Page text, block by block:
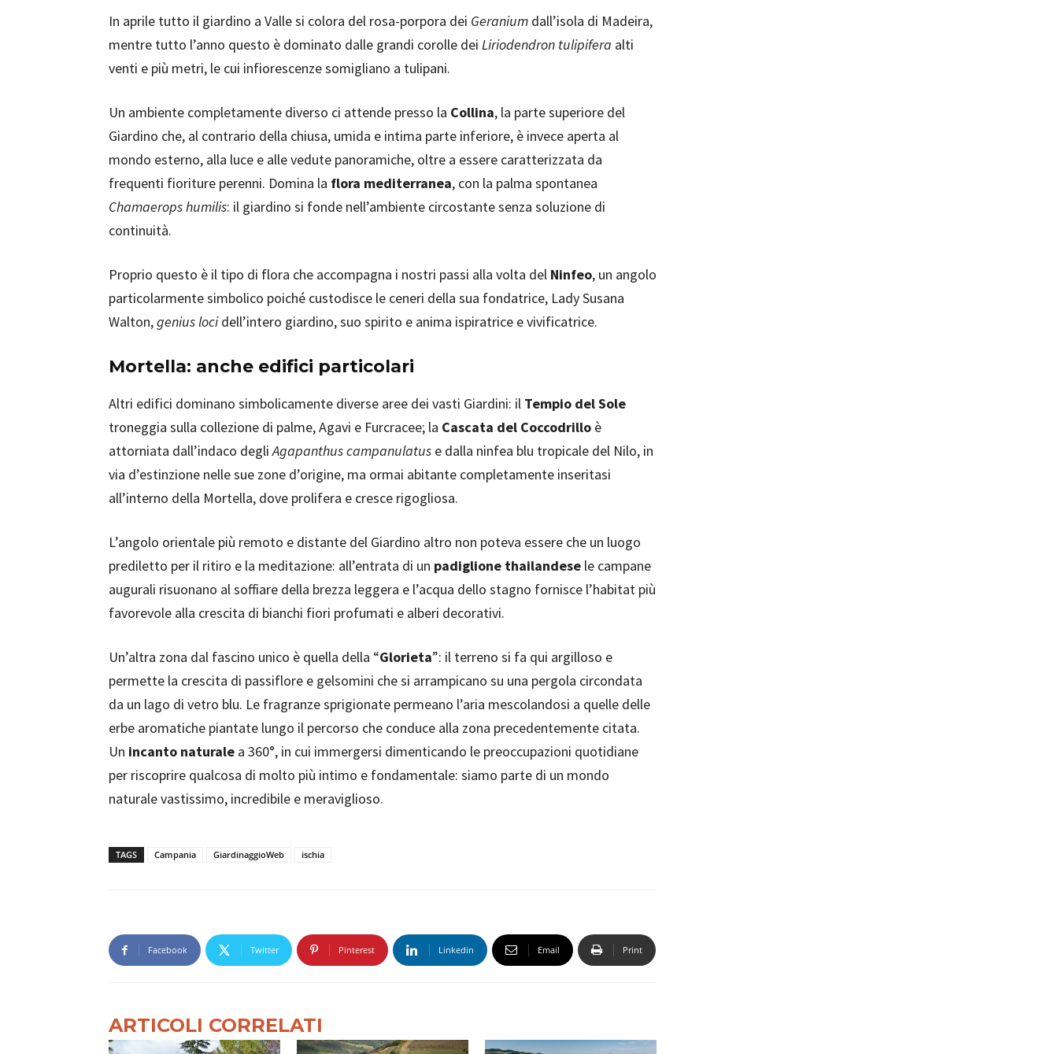
In aprile tutto il giardino a Valle si colora del rosa-porpora dei Geranium dall’isola di Madeira,
mentre tutto l’anno questo è dominato dalle grandi corolle dei Liriodendron tulipifera alti
venti e più metri, le cui infiorescenze somigliano a tulipani.
Un ambiente completamente diverso ci attende presso la Collina, la parte superiore del
Giardino che, al contrario della chiusa, umida e intima parte inferiore, è invece aperta al
mondo esterno, alla luce e alle vedute panoramiche, oltre a essere caratterizzata da
frequenti fioriture perenni. Domina la flora mediterranea, con la palma spontanea
Chamaerops humilis: il giardino si fonde nell’ambiente circostante senza soluzione di
continuità.
Proprio questo è il tipo di flora che accompagna i nostri passi alla volta del Ninfeo, un angolo
particolarmente simbolico poiché custodisce le ceneri della sua fondatrice, Lady Susana
Walton,genius locidell’intero giardino, suo spirito e anima ispiratrice e vivificatrice.
Mortella: anche edifici particolari
Altri edifici dominano simbolicamente diverse aree dei vasti Giardini: il Tempio del Sole
troneggia sulla collezione di palme, Agavi e Furcracee; la Cascata del Coccodrillo è
attorniata dall’indaco degliAgapanthus campanulatus e dalla ninfea blu tropicale del Nilo, in
via d’estinzione nelle sue zone d’origine, ma ormai abitante completamente inseritasi
all’interno della Mortella, dove prolifera e cresce rigogliosa.
L’angolo orientale più remoto e distante del Giardino altro non poteva essere che un luogo
prediletto per il ritiro e la meditazione: all’entrata di un padiglione thailandese le campane
augurali risuonano al soffiare della brezza leggera e l’acqua dello stagno fornisce l’habitat più
favorevole alla crescita di bianchi fiori profumati e alberi decorativi.
Un’altra zona dal fascino unico è quella della “Glorieta”: il terreno si fa qui argilloso e
permette la crescita di passiflore e gelsomini che si arrampicano su una pergola circondata
da un lago di vetro blu. Le fragranze sprigionate permeano l’aria mescolandosi a quelle delle
erbe aromatiche piantate lungo il percorso che conduce alla zona precedentemente citata.
Un incanto naturale a 360°, in cui immergersi dimenticando le preoccupazioni quotidiane
per riscoprire qualcosa di molto più intimo e fondamentale: siamo parte di un mondo
naturale vastissimo, incredibile e meraviglioso.
TAGS Campania GiardinaggioWeb ischia
Facebook Twitter Pinterest Linkedin Email Print
ARTICOLI CORRELATI